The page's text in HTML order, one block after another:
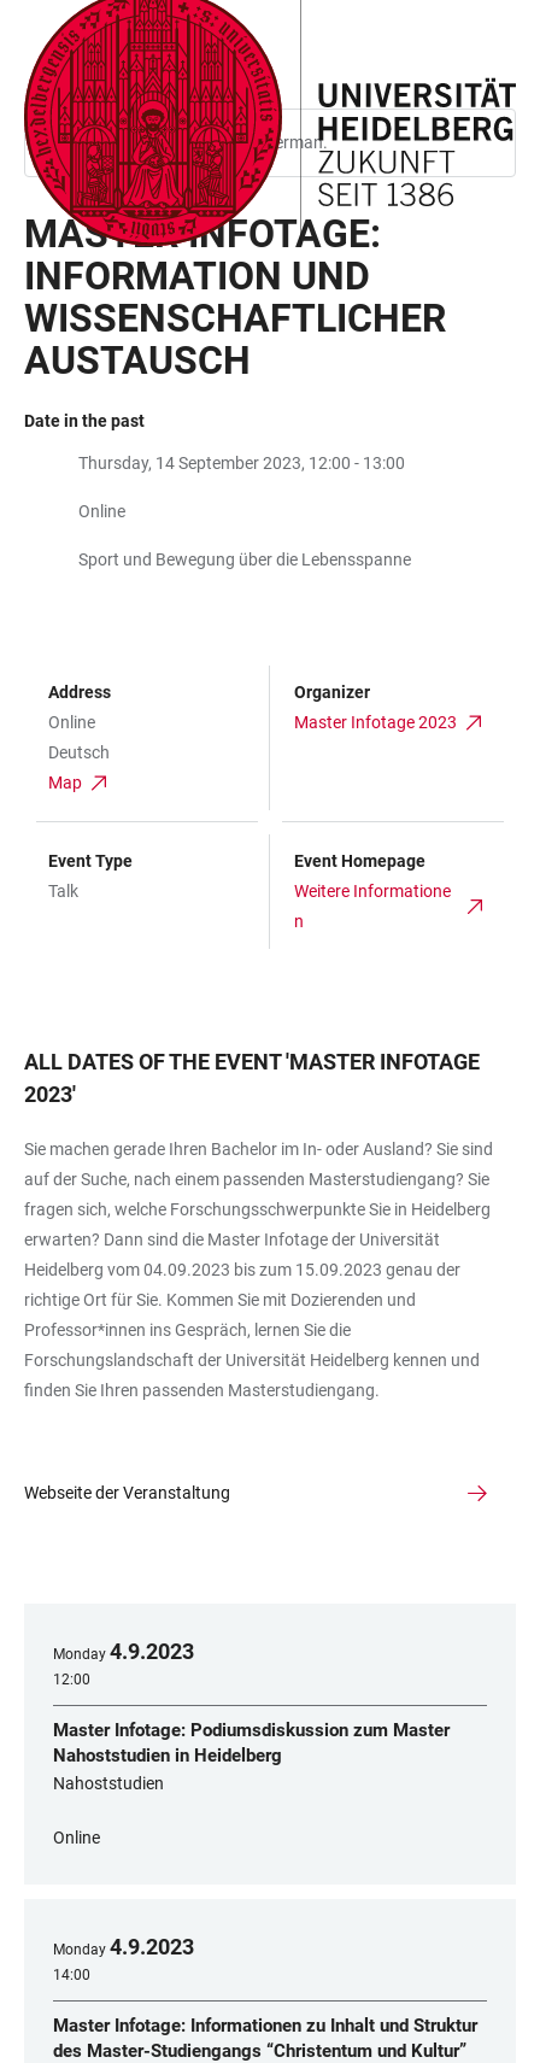
ACCESSIBILITY
LINKS
JUMP
TO
MAIN
CONTENT
OPEN
MAIN
NAVIGATION
OPEN
SEARCH
FORM
This page is only available in German.
MASTER INFOTAGE:
INFORMATION UND
WISSENSCHAFTLICHER
AUSTAUSCH
Date in the past
Thursday, 14 September 2023, 12:00 - 13:00
Online
Sport und Bewegung über die Lebensspanne
Address
Online
Deutsch
Map
Organizer
Master Infotage 2023
Event Type
Talk
Event Homepage
Weitere Informatione
n
ALL DATES OF THE EVENT'MASTER INFOTAGE
2023'
Sie machen gerade Ihren Bachelor im In- oder Ausland? Sie sind
auf der Suche, nach einem passenden Masterstudiengang? Sie
fragen sich, welche Forschungsschwerpunkte Sie in Heidelberg
erwarten? Dann sind die Master Infotage der Universität
Heidelberg vom 04.09.2023 bis zum 15.09.2023 genau der
richtige Ort für Sie. Kommen Sie mit Dozierenden und
Professor*innen ins Gespräch, lernen Sie die
Forschungslandschaft der Universität Heidelberg kennen und
finden Sie Ihren passenden Masterstudiengang.
Webseite der Veranstaltung
Monday 4.9.2023
12:00
Master Infotage: Podiumsdiskussion zum Master
Nahoststudien in Heidelberg
Nahoststudien
Online
Monday 4.9.2023
14:00
Master Infotage: Informationen zu Inhalt und Struktur
des Master-Studiengangs “Christentum und Kultur”